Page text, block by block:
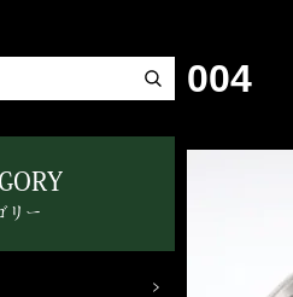
004
リー